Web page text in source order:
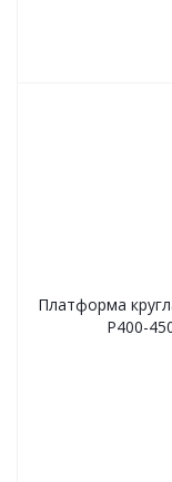
Платформа